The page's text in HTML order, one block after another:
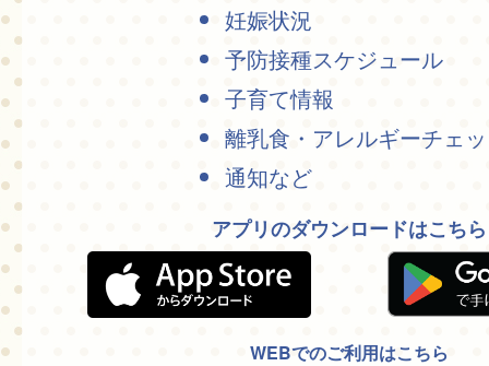
妊娠状況
予防接種スケジュール
子育て情報
離乳食・アレルギーチェ
通知など
アプリのダウンロードはこちら
WEBでのご利用はこちら